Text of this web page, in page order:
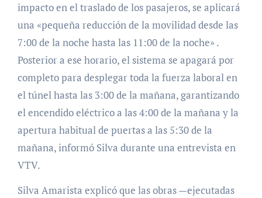
impacto en el traslado de los pasajeros, se aplicará
una «pequeña reducción de la movilidad desde las
7:00 de la noche hasta las 11:00 de la noche» .
Posterior a ese horario, el sistema se apagará por
completo para desplegar toda la fuerza laboral en
el túnel hasta las 3:00 de la mañana, garantizando
el encendido eléctrico a las 4:00 de la mañana y la
apertura habitual de puertas a las 5:30 de la
mañana, informó Silva durante una entrevista en
VTV.
Silva Amarista explicó que las obras —ejecutadas